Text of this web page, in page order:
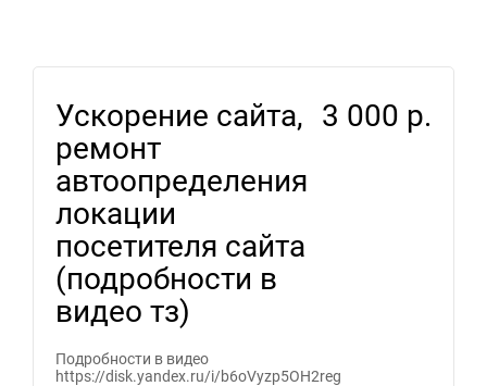
Ускорение сайта,
ремонт
автоопределения
локации
посетителя сайта
(подробности в
видео тз)
3 000 р.
Подробности в видео
https://disk.yandex.ru/i/b6oVyzp5OH2reg